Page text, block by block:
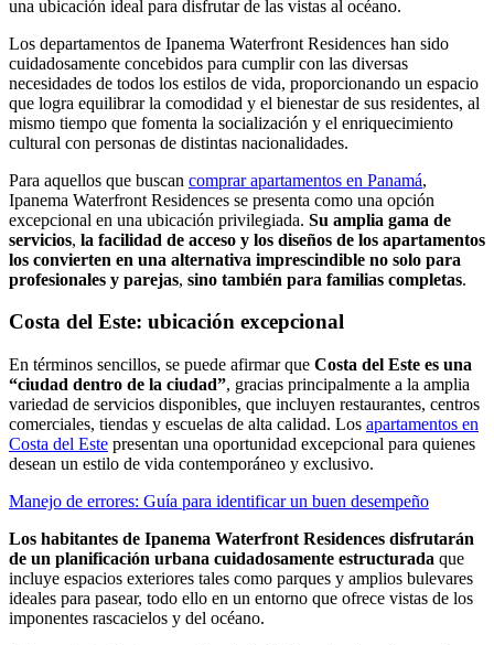
una ubicación ideal para disfrutar de las vistas al océano.
Los departamentos de Ipanema Waterfront Residences han sido
cuidadosamente concebidos para cumplir con las diversas
necesidades de todos los estilos de vida, proporcionando un espacio
que logra equilibrar la comodidad y el bienestar de sus residentes, al
mismo tiempo que fomenta la socialización y el enriquecimiento
cultural con personas de distintas nacionalidades.
Para aquellos que buscan comprar apartamentos en Panamá,
Ipanema Waterfront Residences se presenta como una opción
excepcional en una ubicación privilegiada. Su amplia gama de
servicios, la facilidad de acceso y los diseños de los apartamentos
los convierten en una alternativa imprescindible no solo para
profesionales y parejas, sino también para familias completas.
Costa del Este: ubicación excepcional
En términos sencillos, se puede afirmar que Costa del Este es una
“ciudad dentro de la ciudad”, gracias principalmente a la amplia
variedad de servicios disponibles, que incluyen restaurantes, centros
comerciales, tiendas y escuelas de alta calidad. Los apartamentos en
Costa del Este presentan una oportunidad excepcional para quienes
desean un estilo de vida contemporáneo y exclusivo.
Manejo de errores: Guía para identificar un buen desempeño
Los habitantes de Ipanema Waterfront Residences disfrutarán
de un planificación urbana cuidadosamente estructurada que
incluye espacios exteriores tales como parques y amplios bulevares
ideales para pasear, todo ello en un entorno que ofrece vistas de los
imponentes rascacielos y del océano.